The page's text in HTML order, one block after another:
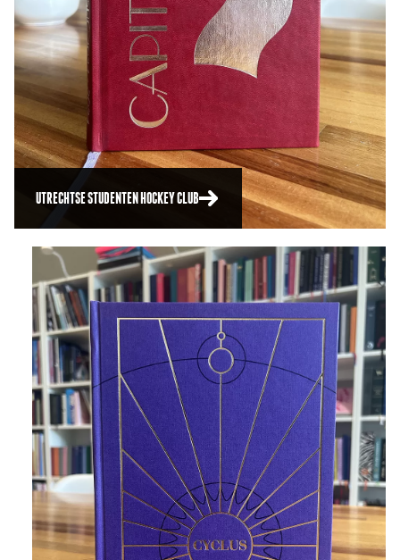
UTRECHTSE STUDENTEN HOCKEY CLUB